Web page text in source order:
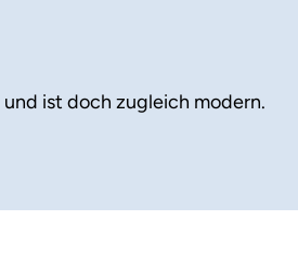
ist doch zugleich modern.